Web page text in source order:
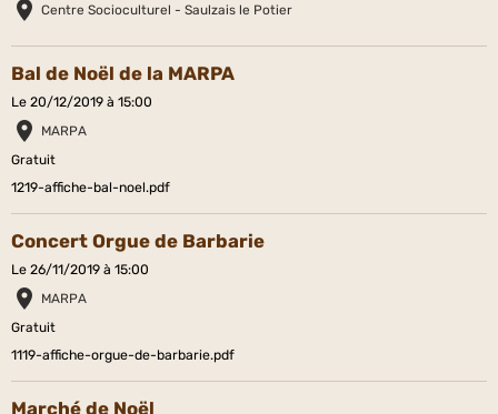
Centre Socioculturel - Saulzais le Potier
Bal de Noël de la MARPA
Le 20/12/2019 à 15:00
MARPA
Gratuit
1219-affiche-bal-noel.pdf
Concert Orgue de Barbarie
Le 26/11/2019 à 15:00
MARPA
Gratuit
1119-affiche-orgue-de-barbarie.pdf
Marché de Noël